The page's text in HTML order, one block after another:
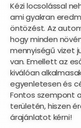
Kézi locsolással
ami gyakran
öntözést. Az
hogy minden
mennyiségű vizet
van. Emellett az
kiválóan
egyenletesen és
Fontos szempont
területén, hiszen
árajánlatot kérni!